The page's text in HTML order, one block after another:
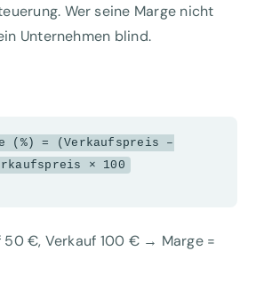
Wer seine Marge nicht
Unternehmen blind.
(%) = (Verkaufspreis –
× 100
50 €, Verkauf 100 € → Marge =